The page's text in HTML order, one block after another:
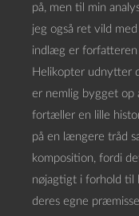
på, men til min
jeg også ret vild
indlæg er forfatteren
Helikopter udnytter
er nemlig bygget op
fortæller en lille
på en længere tråd
komposition, fordi
nøjagtigt i forhold til
deres egne